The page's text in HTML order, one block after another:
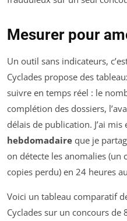
Mesurer pour
Un outil sans indicateurs,
Cyclades propose des
suivre en temps réel : le
complétion des dossiers,
délais de publication. J’ai mis
hebdomadaire que je
on détecte les anomalies
copies perdu) en 24 heures
Voici un tableau comparatif
Cyclades sur un concours de